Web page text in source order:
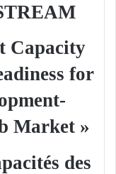
Capacity
for
Market »
des